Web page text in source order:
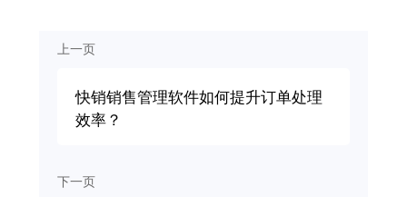
上一页
快销销售管理软件如何提升订单处理
效率？
下一页